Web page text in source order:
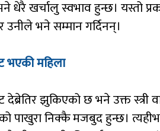
धेरै खर्चालु स्वभाव हुन्छ। यस्तो
भने सम्मान गर्दिनन्।
भएकी महिला
झुकिएको छ भने उक्त
पाखुरा निक्कै मजबुद हुन्छ।